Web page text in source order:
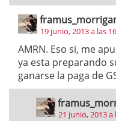
19 junio, 2013 a las
AMRN. Eso si, me
ya esta preparando
ganarse la paga de
21 junio, 2013 a